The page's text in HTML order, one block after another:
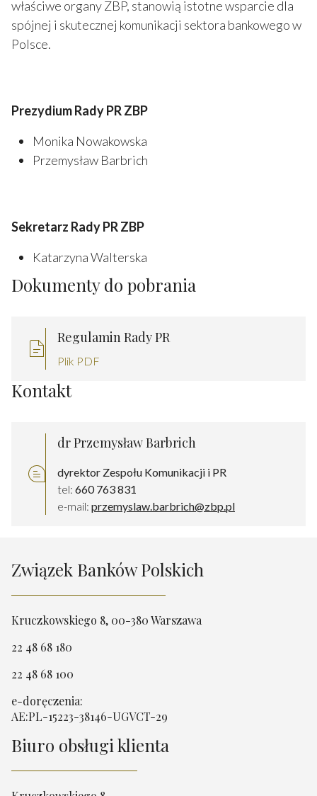
właściwe organy ZBP, stanowią istotne wsparcie dla
spójnej i skutecznej komunikacji sektora bankowego w
Polsce.
Prezydium Rady PR ZBP
Monika Nowakowska
Przemysław Barbrich
Sekretarz Rady PR ZBP
Katarzyna Walterska
Dokumenty do pobrania
Regulamin Rady PR
Plik PDF
Kontakt
dr Przemysław Barbrich
dyrektor Zespołu Komunikacji i PR
tel: 660 763 831
e-mail: przemyslaw.barbrich@zbp.pl
Związek Banków Polskich
Kruczkowskiego 8, 00-380 Warszawa
22 48 68 180
22 48 68 100
e-doręczenia:
AE:PL-15223-38146-UGVCT-29
Biuro obsługi klienta